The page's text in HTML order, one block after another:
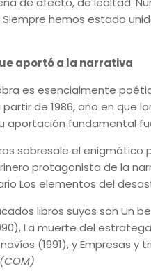
hemos estado
aportó a la narrativa
es esencialmente
de 1986, año en que
aportación fundamental
sobresale el enigmático
protagonista de la
Los elementos del
libros suyos son Un
La muerte del
(1991), y Empresas y